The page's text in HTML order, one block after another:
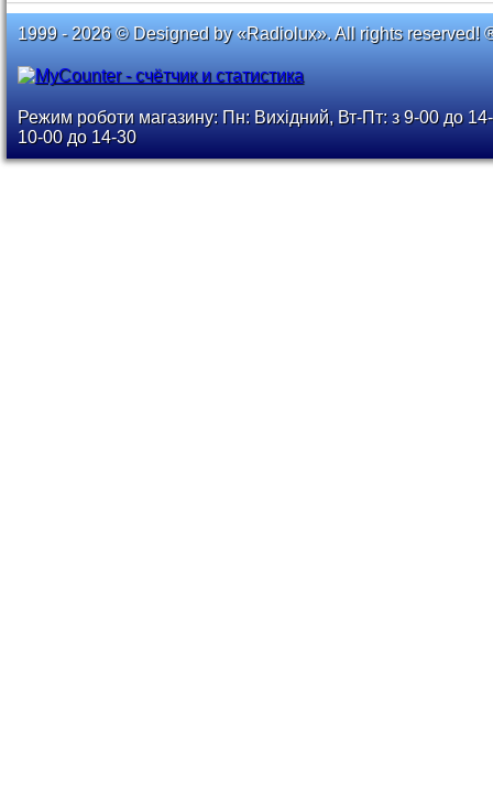
1999 - 2026 © Designed by «Radiolux». All rights reserved!
Режим роботи магазину: Пн: Вихідний, Вт-Пт: з 9-00 до
10-00 до 14-30